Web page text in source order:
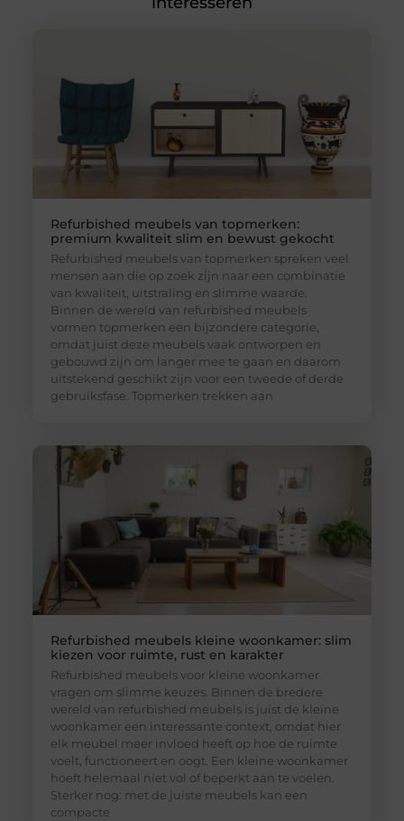
Refurbished meubels van topmerken:
premium kwaliteit slim en bewust gekocht
Refurbished meubels van topmerken spreken veel
mensen aan die op zoek zijn naar een combinatie
van kwaliteit, uitstraling en slimme waarde.
Binnen de wereld van refurbished meubels
vormen topmerken een bijzondere categorie,
omdat juist deze meubels vaak ontworpen en
gebouwd zijn om langer mee te gaan en daarom
uitstekend geschikt zijn voor een tweede of derde
gebruiksfase. Topmerken trekken aan
Refurbished meubels kleine woonkamer: slim
kiezen voor ruimte, rust en karakter
Refurbished meubels voor kleine woonkamer
vragen om slimme keuzes. Binnen de bredere
wereld van refurbished meubels is juist de kleine
woonkamer een interessante context, omdat hier
elk meubel meer invloed heeft op hoe de ruimte
voelt, functioneert en oogt. Een kleine woonkamer
hoeft helemaal niet vol of beperkt aan te voelen.
Sterker nog: met de juiste meubels kan een
compacte